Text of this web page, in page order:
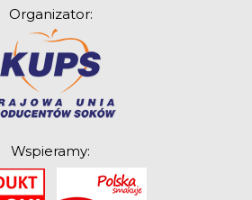
Organizator:
Wspieramy: